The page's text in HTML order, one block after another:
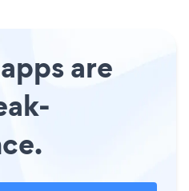
are